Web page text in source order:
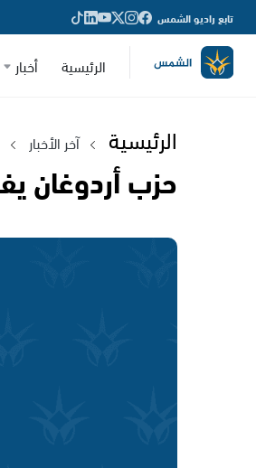
تابع راديو الشمس
الرئيسية أخبار
الرئيسية آخر الأخبار
حزب أردوغان